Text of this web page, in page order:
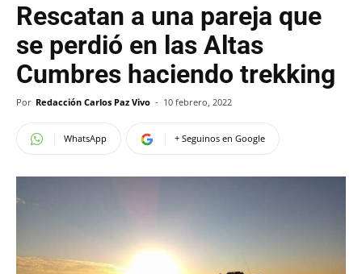
Rescatan a una pareja que
se perdió en las Altas
Cumbres haciendo trekking
Por Redacción Carlos Paz Vivo - 10 febrero, 2022
WhatsApp + Seguinos en Google